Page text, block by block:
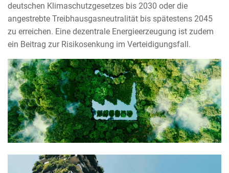
deutschen Klimaschutzgesetzes bis 2030 oder die
angestrebte Treibhausgasneutralität bis spätestens 2045
zu erreichen. Eine dezentrale Energieerzeugung ist zudem
ein Beitrag zur Risikosenkung im Verteidigungsfall.